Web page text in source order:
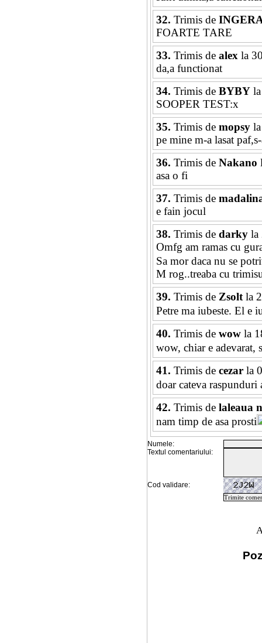
32. Trimis de
FOARTE TARE
33. Trimis de alexla
da,a functionat
34. Trimis de BYBYla
SOOPER TEST:x
35. Trimis de mopsyla
pe mine m-a lasat
36. Trimis de Nakano
asa o fi
37. Trimis de
e fain jocul
38. Trimis de darkyla
Omfg am ramas cu
Sa mor daca nu se
M rog..treaba cu
39. Trimis de Zsoltla
Petre ma iubeste. El e
40. Trimis de wowla
wow, chiar e adevarat,
41. Trimis de cezarla
doar cateva raspunduri
42. Trimis de laleaua
nam timp de asa prosti
Numele:
Textul comentariului:
Cod validare: